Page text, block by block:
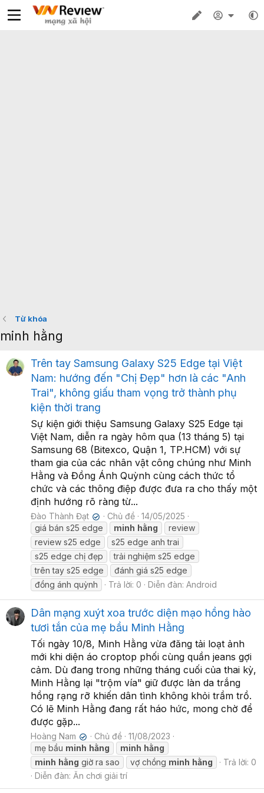
Từ khóa
minh hằng
Trên tay Samsung Galaxy S25 Edge tại Việt
Nam: hướng đến "Chị Đẹp" hơn là các "Anh
Trai", không giấu tham vọng trở thành phụ
kiện thời trang
Sự kiện giới thiệu Samsung Galaxy S25 Edge tại
Việt Nam, diễn ra ngày hôm qua (13 tháng 5) tại
Samsung 68 (Bitexco, Quận 1, TP.HCM) với sự
tham gia của các nhân vật công chúng như Minh
Hằng và Đồng Ánh Quỳnh cùng cách thức tổ
chức và các thông điệp được đưa ra cho thấy một
định hướng rõ ràng từ...
Đào Thành Đạt ✔ Chủ đề
14/05/2025
giá bán s25 edge
minh hằng
review
review s25 edge
s25 edge anh trai
s25 edge chị đẹp
trải nghiệm s25 edge
trên tay s25 edge
đánh giá s25 edge
đồng ánh quỳnh
Trả lời: 0 Diễn đàn: Android
Dân mạng xuýt xoa trước diện mạo hồng hào
tươi tắn của mẹ bầu Minh Hằng
Tối ngày 10/8, Minh Hằng vừa đăng tải loạt ảnh
mới khi diện áo croptop phối cùng quần jeans gợi
cảm. Dù đang trong những tháng cuối của thai kỳ,
Minh Hằng lại "trộm vía" giữ được làn da trắng
hồng rạng rỡ khiến dân tình không khỏi trầm trồ.
Có lẽ Minh Hằng đang rất háo hức, mong chờ để
được gặp...
Hoàng Nam ✔ Chủ đề
11/08/2023
mẹ bầu minh hằng minh hằng
minh hằng giờ ra sao vợ chồng minh hằng
Trả lời: 0
Diễn đàn: Ăn chơi giải trí